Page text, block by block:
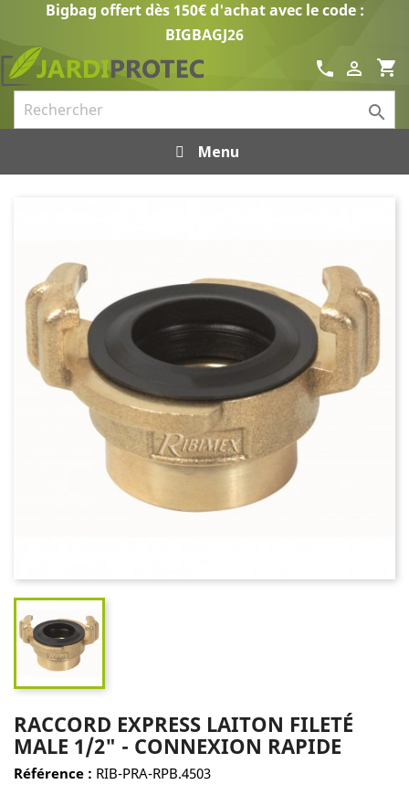
Bigbag offert dès 150€ d'achat avec le code :
BIGBAGJ26
shopping_cart

call

Menu
RACCORD EXPRESS LAITON FILETÉ
MALE 1/2" - CONNEXION RAPIDE
Référence : RIB-PRA-RPB.4503